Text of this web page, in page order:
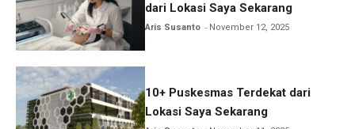
dari Lokasi Saya Sekarang
Aris Susanto November 12, 2025
10+ Puskesmas Terdekat dari
Lokasi Saya Sekarang